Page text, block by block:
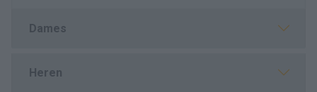
Dames
Heren